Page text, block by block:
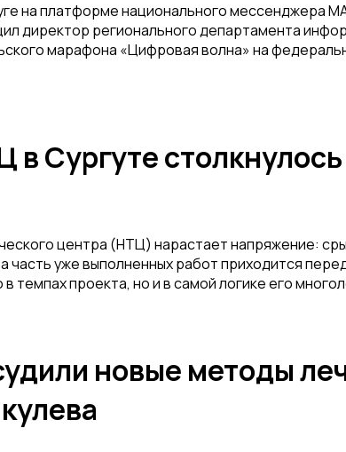
на платформе национального мессенджера
директор регионального департамента
марафона «Цифровая волна» на
в Сургуте
центра (НТЦ) нарастает напряжение:
часть уже выполненных работ приходится
темпах проекта, но и в самой логике его
новые методы